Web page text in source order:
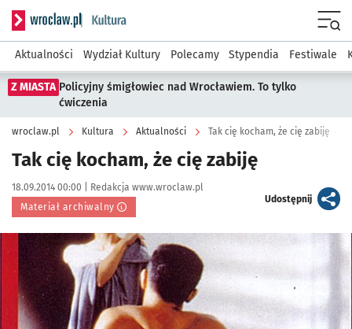
Serwis informacyjny wroclaw.pl podserwis: Kultura
Aktualności Wydział Kultury Polecamy Stypendia Festiwale
Z MIASTA Policyjny śmigłowiec nad Wrocławiem. To tylko
ćwiczenia
wroclaw.pl Kultura Aktualności Tak cię kocham, że cię zabiję
Tak cię kocham, że cię zabiję
Data publikacji:
18.09.2014 00:00 | Autor:
Redakcja www.wroclaw.pl
Materiał archiwalny
Udostępnijartykuł
Kliknij, aby powiększyć